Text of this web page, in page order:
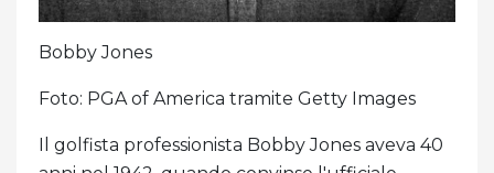
Bobby Jones
Foto: PGA of America tramite Getty Images
Il golfista professionista Bobby Jones aveva 40